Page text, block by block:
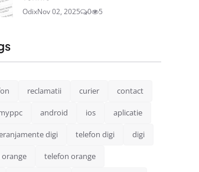
OdixNov 02, 2025 0 5
reclamatii curier contact
android ios aplicatie
digi telefon digi digi
telefon orange